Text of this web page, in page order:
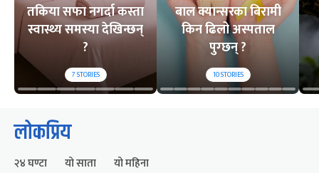
तकिया सफा नगर्दा कस्ता
स्वास्थ्य समस्या देखिन्छन्
?
7STORIES
बाल क्यान्सरका बिरामी
किन ढिलो अस्पताल
पुग्छन् ?
10STORIES
लोकप्रिय
२४ घण्टा यो साता यो महिना